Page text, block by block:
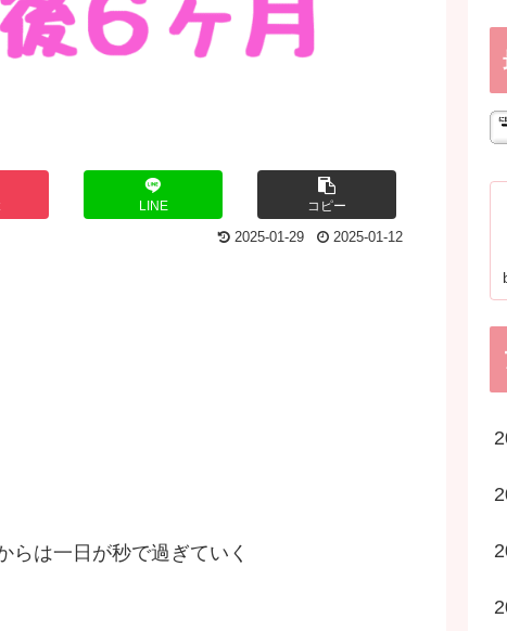
LINE コピー
2025-01-29 2025-01-12
らは一日が秒で過ぎていく